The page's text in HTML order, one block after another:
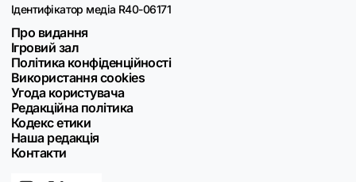
Ідентифікатор медіа R40-06171
Про видання
Ігровий зал
Політика конфіденційності
Використання cookies
Угода користувача
Редакційна політика
Кодекс етики
Наша редакція
Контакти